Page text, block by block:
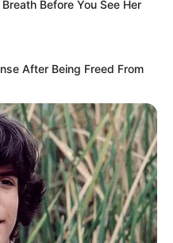
usia 10 tahun dengan peran
al corazón(2008), La rosa
arrow_forward_ios Baca selengkapnya
Before You See Her
After Being Freed From